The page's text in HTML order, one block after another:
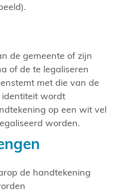
de gemeente of zijn
of de te legaliseren
met die van de
identiteit wordt
op een wit vel
worden.
de handtekening